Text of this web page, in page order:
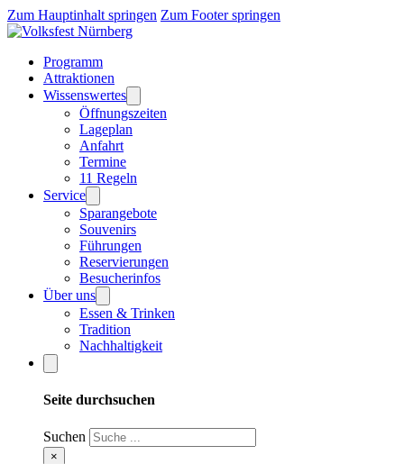
Zum Hauptinhalt springen Zum Footer springen
Programm
Attraktionen
Wissenswertes
Öffnungszeiten
Lageplan
Anfahrt
Termine
11 Regeln
Service
Sparangebote
Souvenirs
Führungen
Reservierungen
Besucherinfos
Über uns
Essen & Trinken
Tradition
Nachhaltigkeit
Seite durchsuchen
Suchen
×